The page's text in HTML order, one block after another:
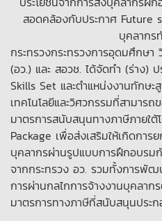
สอดคล้องกับประกาศ Future
บุคลากร
กระทรวงกระทรวงการอุดมศึกษา
(อว.) และ สอวช. ได้จัดทำ (ร่าง)
Skills Set และตำแหน่งงานทักษะ
เทคโนโลยีและวิศวกรรมที่สามาร
มาตรการสนับสนุนทางภาษีภายใ
Package เพื่อส่งเสริมให้เกิดกา
บุคลากรผ่านรูปแบบการฝึกอบรม
จากกระทรวง อว. รวมทั้งการพัฒ
การผ่านกลไกการจ้างงานบุคลาก
มาตรการทางภาษีที่สนับสนุนประ